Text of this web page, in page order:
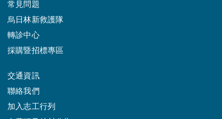
常見問題
烏日林新救護隊
轉診中心
採購暨招標專區
交通資訊
聯絡我們
加入志工行列